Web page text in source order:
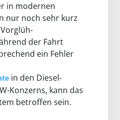
in modernen
nur noch sehr kurz
der Fahrt
ein Fehler
in den Diesel-
Konzerns, kann das
betroffen sein.